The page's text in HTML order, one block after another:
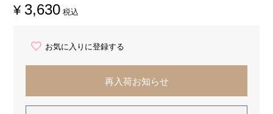
¥ 3,630 税込
お気に入りに登録する
再入荷お知らせ